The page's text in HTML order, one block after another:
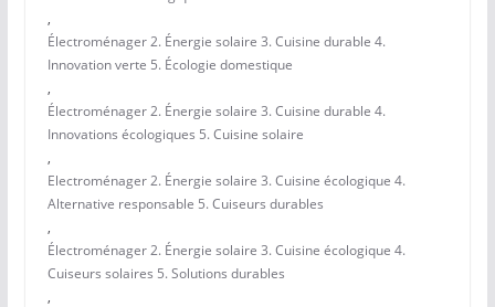
,
Électroménager 2. Énergie solaire 3. Cuisine durable 4.
Innovation verte 5. Écologie domestique
,
Électroménager 2. Énergie solaire 3. Cuisine durable 4.
Innovations écologiques 5. Cuisine solaire
,
Electroménager 2. Énergie solaire 3. Cuisine écologique 4.
Alternative responsable 5. Cuiseurs durables
,
Électroménager 2. Énergie solaire 3. Cuisine écologique 4.
Cuiseurs solaires 5. Solutions durables
,